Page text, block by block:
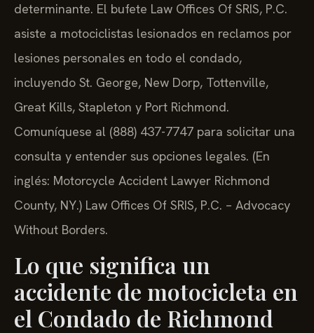
determinante. El bufete Law Offices Of SRIS, P.C.
asiste a motociclistas lesionados en reclamos por
lesiones personales en todo el condado,
incluyendo St. George, New Dorp, Tottenville,
Great Kills, Stapleton y Port Richmond.
Comuníquese al (888) 437-7747 para solicitar una
consulta y entender sus opciones legales. (En
inglés: Motorcycle Accident Lawyer Richmond
County, NY.) Law Offices Of SRIS, P.C. – Advocacy
Without Borders.
Lo que significa un
accidente de motocicleta en
el Condado de Richmond